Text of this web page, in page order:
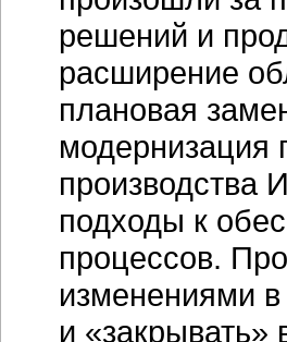
решений и
расширение
плановая
модернизация
производства
подходы к
процессов.
изменениями в
и «закрывать»